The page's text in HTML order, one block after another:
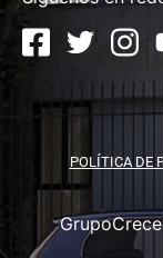
POLÍTICA DE